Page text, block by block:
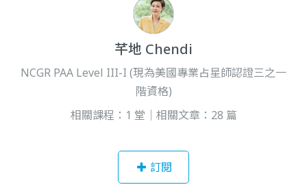
芊地 Chendi
NCGR PAA Level III-I (現為美國專業占星師認證三之一
階資格)
相關課程：1 堂｜相關文章：28 篇
訂閱